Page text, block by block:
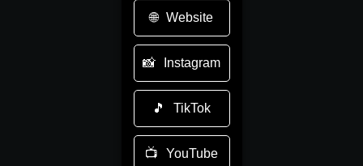
Website
Instagram
TikTok
YouTube